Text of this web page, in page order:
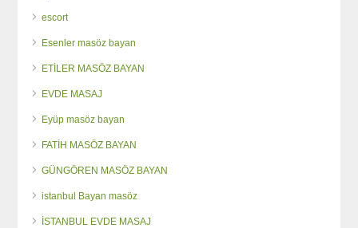
escort
Esenler masöz bayan
ETİLER MASÖZ BAYAN
EVDE MASAJ
Eyüp masöz bayan
FATİH MASÖZ BAYAN
GÜNGÖREN MASÖZ BAYAN
istanbul Bayan masöz
İSTANBUL EVDE MASAJ